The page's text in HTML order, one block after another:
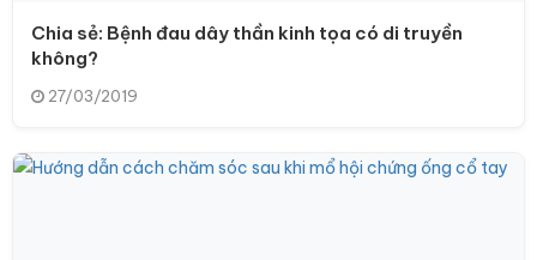
Chia sẻ: Bệnh đau dây thần kinh tọa có di truyền
không?
27/03/2019